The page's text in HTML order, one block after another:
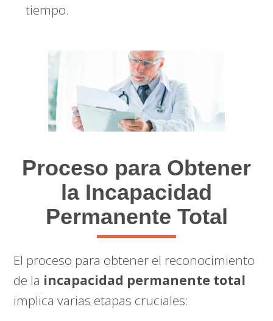
tiempo.
Proceso para Obtener
la Incapacidad
Permanente Total
El proceso para obtener el reconocimiento
de la incapacidad permanente total
implica varias etapas cruciales: